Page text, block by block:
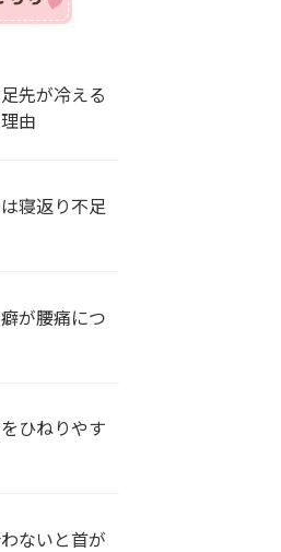
先が冷える
由
寝返り不足
が腰痛につ
ひねりやす
ないと首が